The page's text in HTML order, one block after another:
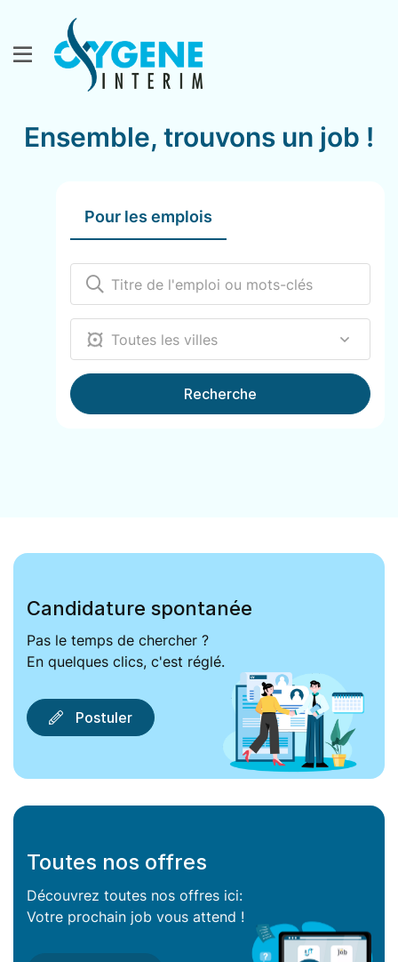
Ensemble, trouvons un job !
Pour les emplois
12000
Recherche
Candidature spontanée
Pas le temps de chercher ?
En quelques clics, c'est réglé.
Postuler
Toutes nos offres
Découvrez toutes nos offres ici:
Votre prochain job vous attend !